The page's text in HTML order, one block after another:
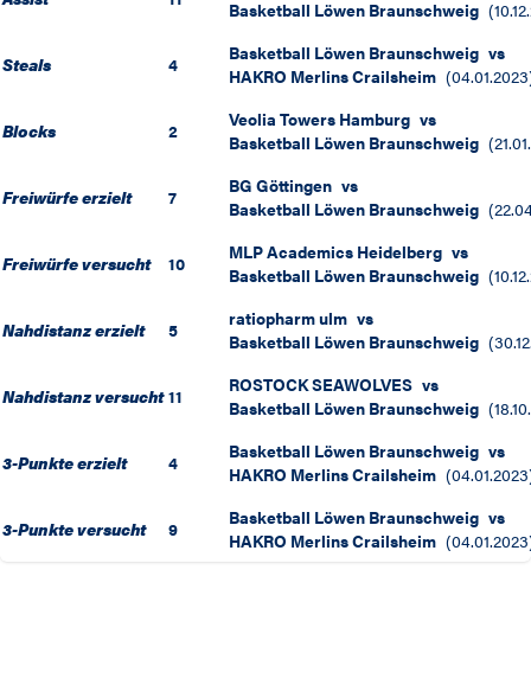
Basketball Löwen Braunschweig (
Steals 4 Basketball Löwen Braunschweig vs
HAKRO Merlins Crailsheim (04.01.2023
Blocks 2 Veolia Towers Hamburg vs
Basketball Löwen Braunschweig (
Freiwürfe erzielt 7 BG Göttingen vs
Basketball Löwen Braunschweig (
Freiwürfe versucht 10 MLP Academics Heidelberg vs
Basketball Löwen Braunschweig (
Nahdistanz erzielt 5 ratiopharm ulm vs
Basketball Löwen Braunschweig (
Nahdistanz versucht 11 ROSTOCK SEAWOLVES vs
Basketball Löwen Braunschweig (
3-Punkte erzielt 4 Basketball Löwen Braunschweig vs
HAKRO Merlins Crailsheim (04.01.2023
3-Punkte versucht 9 Basketball Löwen Braunschweig vs
HAKRO Merlins Crailsheim (04.01.2023